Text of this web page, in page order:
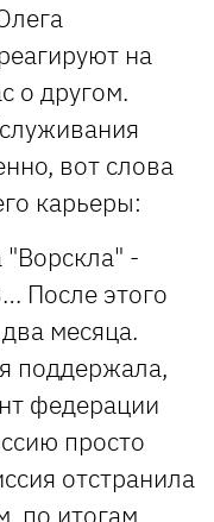
на
о другом.
вот слова
карьеры:
"Ворскла" -
После этого
месяца.
поддержала,
федерации
просто
отстранила
по итогам